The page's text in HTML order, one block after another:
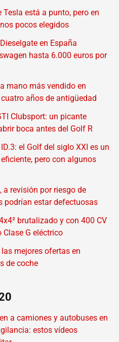
está a punto, pero en
pocos elegidos
en España
hasta 6.000 euros por
mano más vendido en
años de antigüedad
Clubsport: un picante
boca antes del Golf R
el Golf del siglo XXI es un
pero con algunos
a revisión por riesgo de
podrían estar defectuosas
brutalizado y con 400 CV
G eléctrico
mejores ofertas en
de coche
a camiones y autobuses en
estos vídeos